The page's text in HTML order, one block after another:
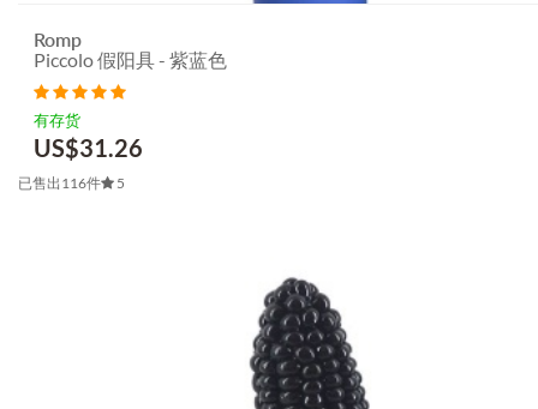
Romp
Piccolo 假阳具 - 紫蓝色
有存货
US$31.26
已售出116件 5